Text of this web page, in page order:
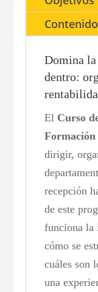
Domina la
dentro:
El Curso
dirigir,
recepción
de este
funciona la
cómo se
cuáles son
una